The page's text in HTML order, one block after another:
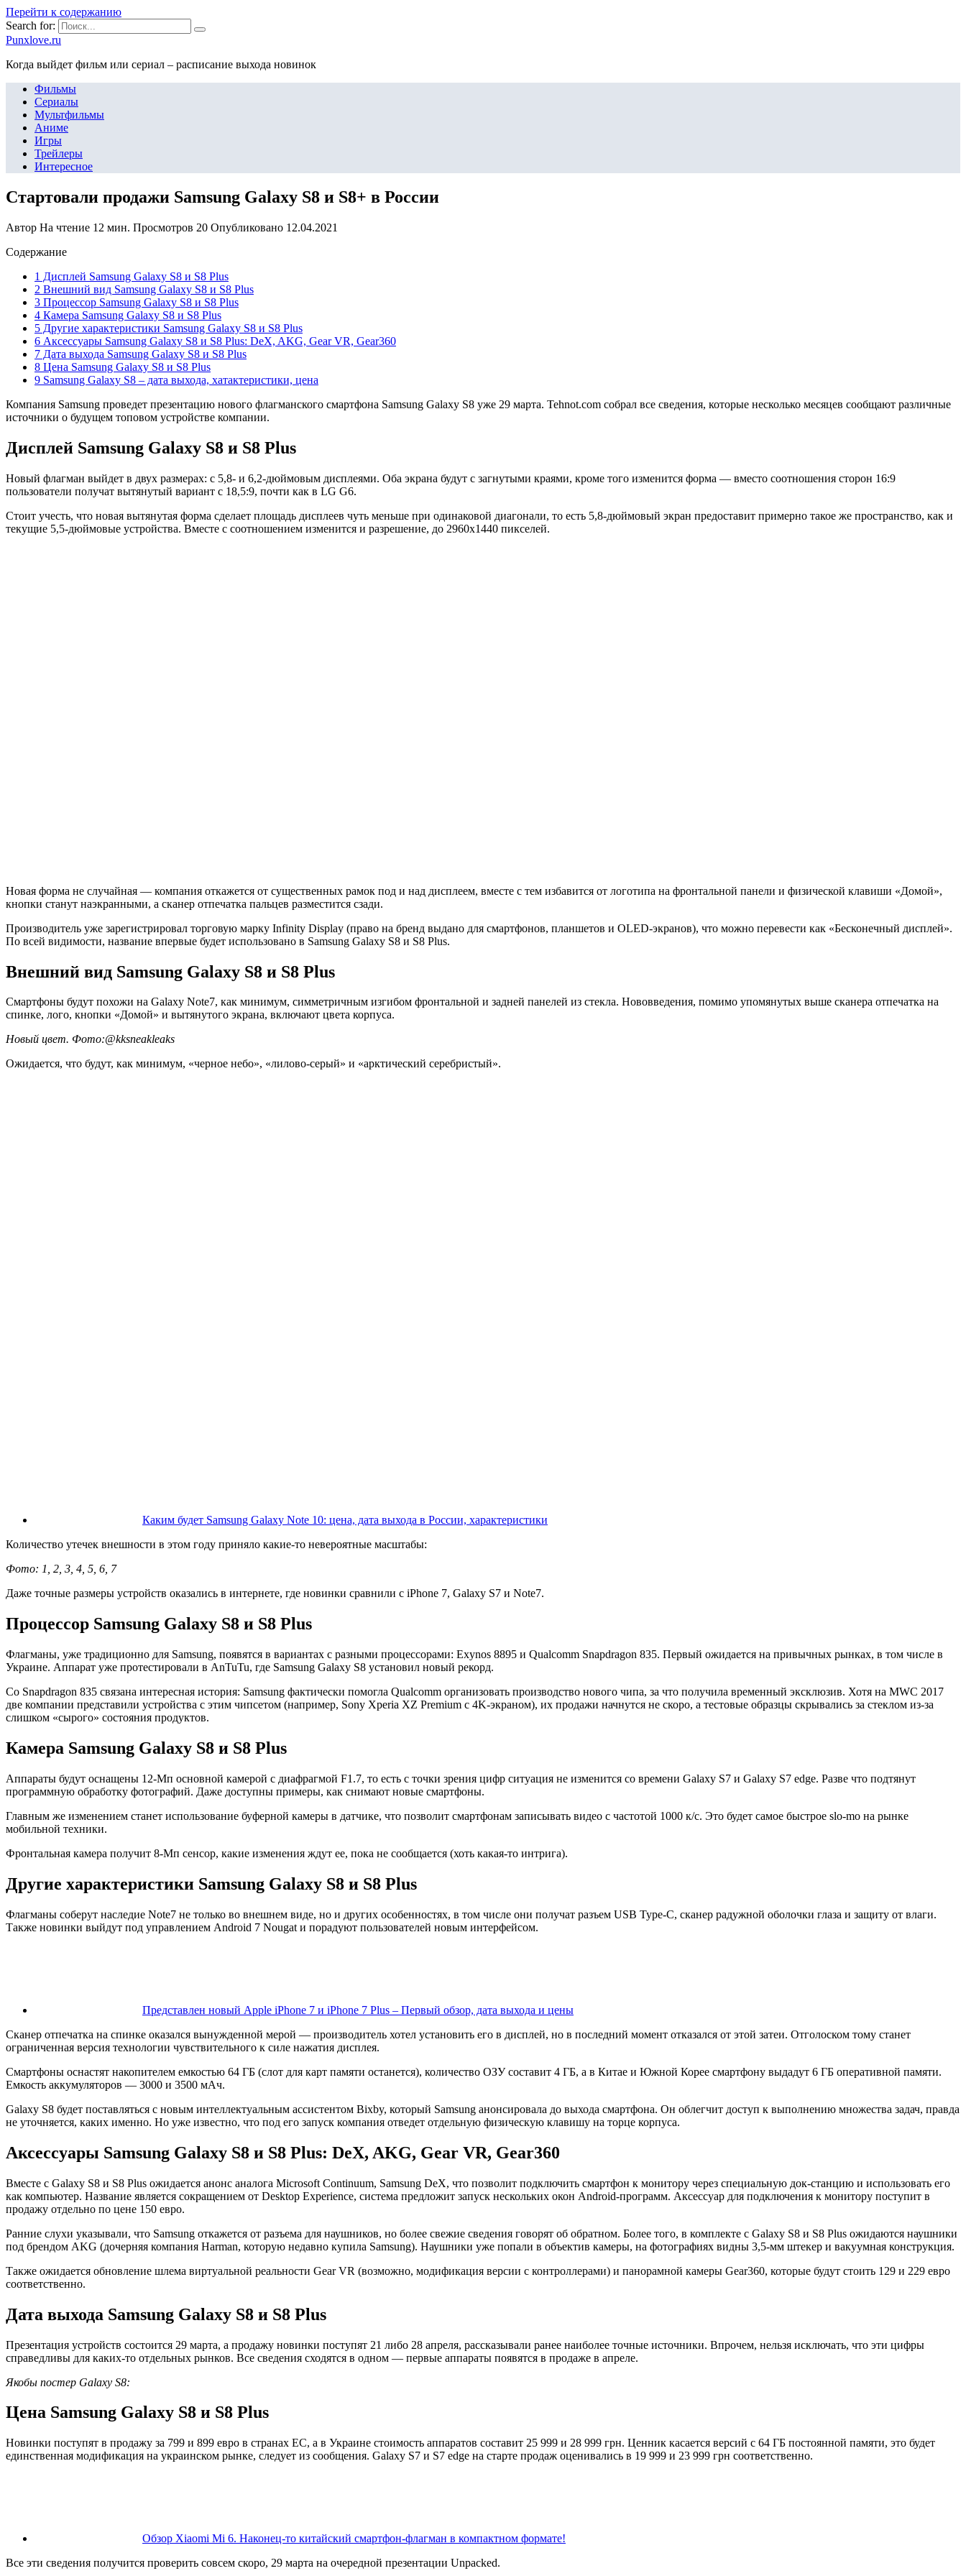
Перейти к содержанию
Search for:
Punxlove.ru
Когда выйдет фильм или сериал – расписание выхода новинок
Фильмы
Сериалы
Мультфильмы
Аниме
Игры
Трейлеры
Интересное
Стартовали продажи Samsung Galaxy S8 и S8+ в России
Автор На чтение 12 мин. Просмотров 20 Опубликовано 12.04.2021
Содержание
1 Дисплей Samsung Galaxy S8 и S8 Plus
2 Внешний вид Samsung Galaxy S8 и S8 Plus
3 Процессор Samsung Galaxy S8 и S8 Plus
4 Камера Samsung Galaxy S8 и S8 Plus
5 Другие характеристики Samsung Galaxy S8 и S8 Plus
6 Аксессуары Samsung Galaxy S8 и S8 Plus: DeX, AKG, Gear VR, Gear360
7 Дата выхода Samsung Galaxy S8 и S8 Plus
8 Цена Samsung Galaxy S8 и S8 Plus
9 Samsung Galaxy S8 – дата выхода, хатактеристики, цена
Компания Samsung проведет презентацию нового флагманского смартфона Samsung Galaxy S8 уже 29 марта. Tehnot.com собрал все сведения, которые несколько месяцев сообщают различные
источники о будущем топовом устройстве компании.
Дисплей Samsung Galaxy S8 и S8 Plus
Новый флагман выйдет в двух размерах: с 5,8- и 6,2-дюймовым дисплеями. Оба экрана будут с загнутыми краями, кроме того изменится форма — вместо соотношения сторон 16:9
пользователи получат вытянутый вариант с 18,5:9, почти как в LG G6.
Стоит учесть, что новая вытянутая форма сделает площадь дисплеев чуть меньше при одинаковой диагонали, то есть 5,8-дюймовый экран предоставит примерно такое же пространство, как и
текущие 5,5-дюймовые устройства. Вместе с соотношением изменится и разрешение, до 2960х1440 пикселей.
Новая форма не случайная — компания откажется от существенных рамок под и над дисплеем, вместе с тем избавится от логотипа на фронтальной панели и физической клавиши «Домой»,
кнопки станут наэкранными, а сканер отпечатка пальцев разместится сзади.
Производитель уже зарегистрировал торговую марку Infinity Display (право на бренд выдано для смартфонов, планшетов и OLED-экранов), что можно перевести как «Бесконечный дисплей».
По всей видимости, название впервые будет использовано в Samsung Galaxy S8 и S8 Plus.
Внешний вид Samsung Galaxy S8 и S8 Plus
Смартфоны будут похожи на Galaxy Note7, как минимум, симметричным изгибом фронтальной и задней панелей из стекла. Нововведения, помимо упомянутых выше сканера отпечатка на
спинке, лого, кнопки «Домой» и вытянутого экрана, включают цвета корпуса.
Новый цвет. Фото:@kksneakleaks
Ожидается, что будут, как минимум, «черное небо», «лилово-серый» и «арктический серебристый».
Каким будет Samsung Galaxy Note 10: цена, дата выхода в России, характеристики
Количество утечек внешности в этом году приняло какие-то невероятные масштабы:
Фото: 1, 2, 3, 4, 5, 6, 7
Даже точные размеры устройств оказались в интернете, где новинки сравнили с iPhone 7, Galaxy S7 и Note7.
Процессор Samsung Galaxy S8 и S8 Plus
Флагманы, уже традиционно для Samsung, появятся в вариантах с разными процессорами: Exynos 8895 и Qualcomm Snapdragon 835. Первый ожидается на привычных рынках, в том числе в
Украине. Аппарат уже протестировали в AnTuTu, где Samsung Galaxy S8 установил новый рекорд.
Со Snapdragon 835 связана интересная история: Samsung фактически помогла Qualcomm организовать производство нового чипа, за что получила временный эксклюзив. Хотя на MWC 2017
две компании представили устройства с этим чипсетом (например, Sony Xperia XZ Premium c 4K-экраном), их продажи начнутся не скоро, а тестовые образцы скрывались за стеклом из-за
слишком «сырого» состояния продуктов.
Камера Samsung Galaxy S8 и S8 Plus
Аппараты будут оснащены 12-Мп основной камерой с диафрагмой F1.7, то есть с точки зрения цифр ситуация не изменится со времени Galaxy S7 и Galaxy S7 edge. Разве что подтянут
программную обработку фотографий. Даже доступны примеры, как снимают новые смартфоны.
Главным же изменением станет использование буферной камеры в датчике, что позволит смартфонам записывать видео с частотой 1000 к/с. Это будет самое быстрое slo-mo на рынке
мобильной техники.
Фронтальная камера получит 8-Мп сенсор, какие изменения ждут ее, пока не сообщается (хоть какая-то интрига).
Другие характеристики Samsung Galaxy S8 и S8 Plus
Флагманы соберут наследие Note7 не только во внешнем виде, но и других особенностях, в том числе они получат разъем USB Type-C, сканер радужной оболочки глаза и защиту от влаги.
Также новинки выйдут под управлением Android 7 Nougat и порадуют пользователей новым интерфейсом.
Представлен новый Apple iPhone 7 и iPhone 7 Plus – Первый обзор, дата выхода и цены
Сканер отпечатка на спинке оказался вынужденной мерой — производитель хотел установить его в дисплей, но в последний момент отказался от этой затеи. Отголоском тому станет
ограниченная версия технологии чувствительного к силе нажатия дисплея.
Смартфоны оснастят накопителем емкостью 64 ГБ (слот для карт памяти останется), количество ОЗУ составит 4 ГБ, а в Китае и Южной Корее смартфону выдадут 6 ГБ оперативной памяти.
Емкость аккумуляторов — 3000 и 3500 мАч.
Galaxy S8 будет поставляться с новым интеллектуальным ассистентом Bixby, который Samsung анонсировала до выхода смартфона. Он облегчит доступ к выполнению множества задач, правда
не уточняется, каких именно. Но уже известно, что под его запуск компания отведет отдельную физическую клавишу на торце корпуса.
Аксессуары Samsung Galaxy S8 и S8 Plus: DeX, AKG, Gear VR, Gear360
Вместе с Galaxy S8 и S8 Plus ожидается анонс аналога Microsoft Continuum, Samsung DeX, что позволит подключить смартфон к монитору через специальную док-станцию и использовать его
как компьютер. Название является сокращением от Desktop Experience, система предложит запуск нескольких окон Android-программ. Аксессуар для подключения к монитору поступит в
продажу отдельно по цене 150 евро.
Ранние слухи указывали, что Samsung откажется от разъема для наушников, но более свежие сведения говорят об обратном. Более того, в комплекте с Galaxy S8 и S8 Plus ожидаются наушники
под брендом AKG (дочерняя компания Harman, которую недавно купила Samsung). Наушники уже попали в объектив камеры, на фотографиях видны 3,5-мм штекер и вакуумная конструкция.
Также ожидается обновление шлема виртуальной реальности Gear VR (возможно, модификация версии с контроллерами) и панорамной камеры Gear360, которые будут стоить 129 и 229 евро
соответственно.
Дата выхода Samsung Galaxy S8 и S8 Plus
Презентация устройств состоится 29 марта, а продажу новинки поступят 21 либо 28 апреля, рассказывали ранее наиболее точные источники. Впрочем, нельзя исключать, что эти цифры
справедливы для каких-то отдельных рынков. Все сведения сходятся в одном — первые аппараты появятся в продаже в апреле.
Якобы постер Galaxy S8:
Цена Samsung Galaxy S8 и S8 Plus
Новинки поступят в продажу за 799 и 899 евро в странах ЕС, а в Украине стоимость аппаратов составит 25 999 и 28 999 грн. Ценник касается версий с 64 ГБ постоянной памяти, это будет
единственная модификация на украинском рынке, следует из сообщения. Galaxy S7 и S7 edge на старте продаж оценивались в 19 999 и 23 999 грн соответственно.
Обзор Xiaomi Mi 6. Наконец-то китайский смартфон-флагман в компактном формате!
Все эти сведения получится проверить совсем скоро, 29 марта на очередной презентации Unpacked.